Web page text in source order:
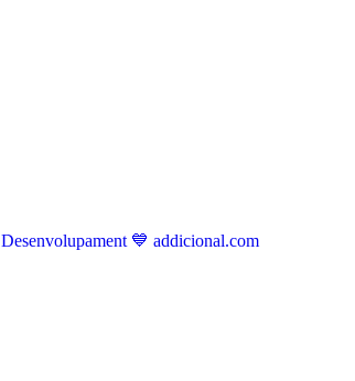
Desenvolupament 💙 addicional.com